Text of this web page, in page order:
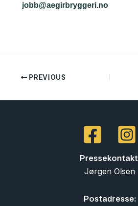
jobb@aegirbryggeri.no
PREVIOUS
Pressekontakt
Jørgen Olsen
Postadresse: